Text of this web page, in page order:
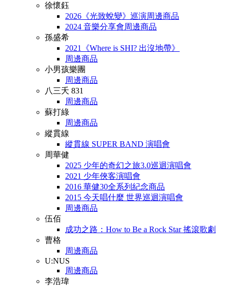
徐懷鈺
2026《光致蛻變》巡演周邊商品
2024 音樂分享會周邊商品
孫盛希
2021《Where is SHI? 出沒地帶》
周邊商品
小男孩樂團
周邊商品
八三夭 831
周邊商品
蘇打綠
周邊商品
縱貫線
縱貫線 SUPER BAND 演唱會
周華健
2025 少年的奇幻之旅3.0巡迴演唱會
2021 少年俠客演唱會
2016 華健30全系列紀念商品
2015 今天唱什麼 世界巡迴演唱會
周邊商品
伍佰
成功之路：How to Be a Rock Star 搖滾歌劇
曹格
周邊商品
U:NUS
周邊商品
李浩瑋